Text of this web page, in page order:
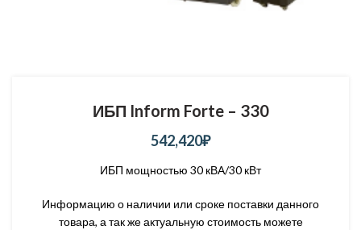
ИБП Inform Forte – 330
542,420₽
ИБП мощностью 30 кВА/30 кВт
Информацию о наличии или сроке поставки данного
товара, а так же актуальную стоимость можете